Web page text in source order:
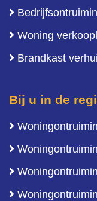
Woning
Brandkast
Bij u in de